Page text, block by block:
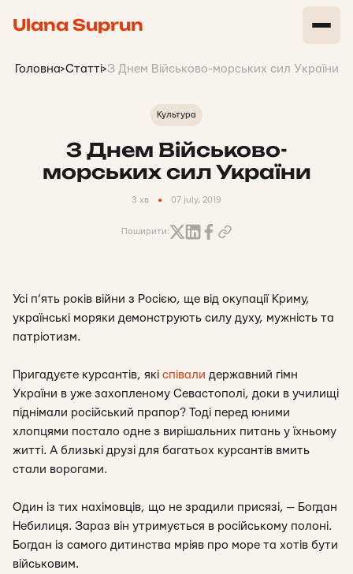
Ulana Suprun
Головна>Статті>З Днем Військово-морських сил України
Культура
З Днем Військово-
морських сил України
3 хв 07 july, 2019
Поширити:
Усі п’ять років війни з Росією, ще від окупації Криму,
українські моряки демонструють силу духу, мужність та
патріотизм.
Пригадуєте курсантів, які співали державний гімн
України в уже захопленому Севастополі, доки в училищі
піднімали російський прапор? Тоді перед юними
хлопцями постало одне з вирішальних питань у їхньому
житті. А близькі друзі для багатьох курсантів вмить
стали ворогами.
Один із тих нахімовців, що не зрадили присязі, — Богдан
Небилиця. Зараз він утримується в російському полоні.
Богдан із самого дитинства мріяв про море та хотів бути
військовим.